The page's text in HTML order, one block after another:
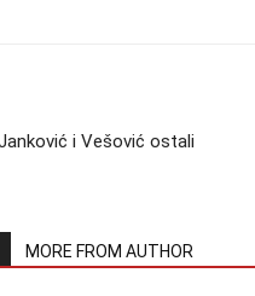
i Vešović ostali
MORE FROM AUTHOR